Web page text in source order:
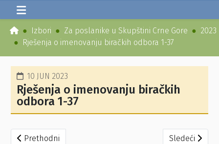
Izbori Za poslanike u Skupštini Crne Gore
2023
Rješenja o imenovanju biračkih odbora 1-37
10 JUN 2023
Rješenja o imenovanju biračkih
odbora 1-37
Prethodni članak: Rješenja o imenovanju biračkih odbora
Prethodni Sledeći
Sledeći